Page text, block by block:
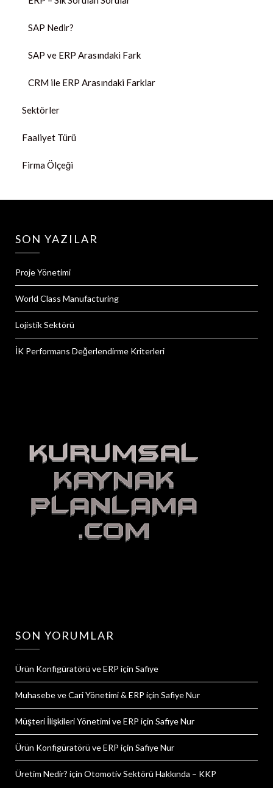
SAP Nedir?
SAP ve ERP Arasındaki Fark
CRM ile ERP Arasındaki Farklar
Sektörler
Faaliyet Türü
Firma Ölçeği
SON YAZILAR
Proje Yönetimi
World Class Manufacturing
Lojistik Sektörü
İK Performans Değerlendirme Kriterleri
SON YORUMLAR
Ürün Konfigüratörü ve ERP için Safiye
Muhasebe ve Cari Yönetimi & ERP için Safiye Nur
Müşteri İlişkileri Yönetimi ve ERP için Safiye Nur
Ürün Konfigüratörü ve ERP için Safiye Nur
Üretim Nedir? için Otomotiv Sektörü Hakkında – KKP